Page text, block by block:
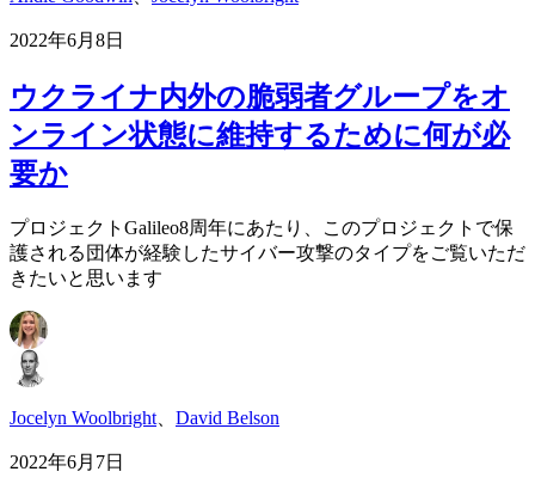
2022年6月8日
ウクライナ内外の脆弱者グループをオ
ンライン状態に維持するために何が必
要か
プロジェクトGalileo8周年にあたり、このプロジェクトで保
護される団体が経験したサイバー攻撃のタイプをご覧いただ
きたいと思います
Jocelyn Woolbright David Belson
2022年6月7日